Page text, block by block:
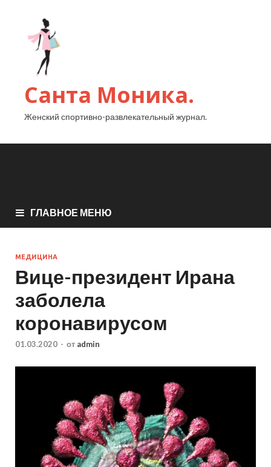
Санта Моника.
Женский спортивно-развлекательный журнал.
ГЛАВНОЕ МЕНЮ
МЕДИЦИНА
Вице-президент Ирана
заболела
коронавирусом
01.03.2020 - от admin